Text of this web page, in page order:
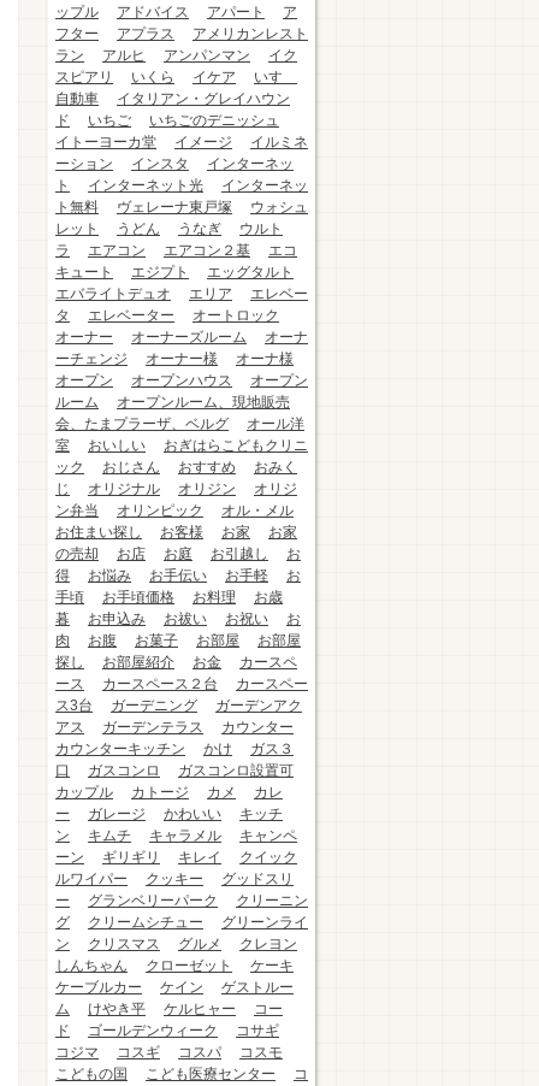
ップル
アドバイス アパート
ア
フター
アプラス
アメリカンレスト
ラン
アルヒ アンパンマン
イク
スピアリ
いくら イケア
いすゞ
自動車
イタリアン・グレイハウン
ド
いちご
いちごのデニッシュ
イトーヨーカ堂
イメージ
イルミネ
ーション
インスタ
インターネッ
ト
インターネット光
インターネッ
ト無料
ヴェレーナ東戸塚
ウォシュ
レット
うどん うなぎ
ウルト
ラ
エアコン エアコン２基
エコ
キュート
エジプト
エッグタルト
エバライトデュオ
エリア
エレベー
タ
エレベーター
オートロック
オーナー
オーナーズルーム
オーナ
ーチェンジ
オーナー様
オーナ様
オープン
オープンハウス
オープン
ルーム
オープンルーム、現地販売
会、たまプラーザ、ベルグ
オール洋
室
おいしい
おぎはらこどもクリニ
ック
おじさん おすすめ
おみく
じ
オリジナル オリジン
オリジ
ン弁当
オリンピック
オル・メル
お住まい探し
お客様 お家
お家
の売却
お店 お庭 お引越し
お
得
お悩み お手伝い お手軽
お
手頃
お手頃価格 お料理
お歳
暮
お申込み お祓い お祝い
お
肉
お腹 お菓子 お部屋
お部屋
探し
お部屋紹介 お金
カースペ
ース
カースペース２台
カースペー
ス3台
ガーデニング
ガーデンアク
アス
ガーデンテラス
カウンター
カウンターキッチン
かけ
ガス３
口
ガスコンロ
ガスコンロ設置可
カップル
カトージ カメ
カレ
ー
ガレージ かわいい
キッチ
ン
キムチ キャラメル
キャンペ
ーン
ギリギリ キレイ
クイック
ルワイパー
クッキー
グッドスリ
ー
グランベリーパーク
クリーニン
グ
クリームシチュー
グリーンライ
ン
クリスマス グルメ
クレヨン
しんちゃん
クローゼット
ケーキ
ケーブルカー
ケイン
ゲストルー
ム
けやき平 ケルヒャー
コー
ド
ゴールデンウィーク
コサギ
コジマ
コスギ コスパ
コスモ
こどもの国
こども医療センター
コ